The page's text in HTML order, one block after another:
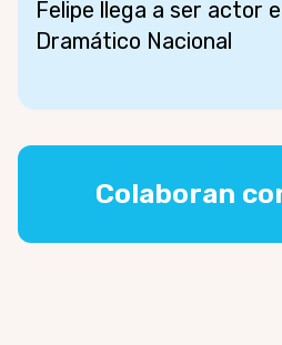
Felipe llega a ser actor
Dramático Nacional
Colaboran